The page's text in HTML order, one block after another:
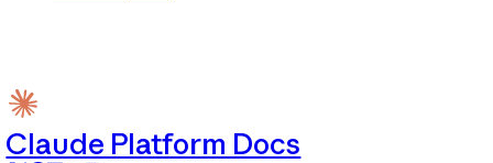
Claude Platform Docs